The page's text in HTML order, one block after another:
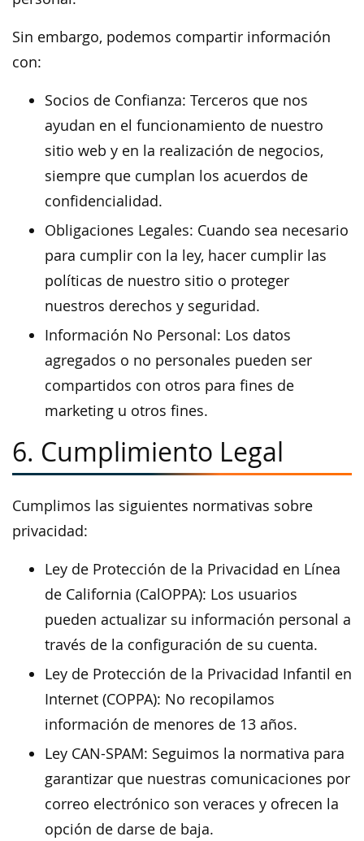
Sin embargo, podemos compartir información
con:
Socios de Confianza: Terceros que nos
ayudan en el funcionamiento de nuestro
sitio web y en la realización de negocios,
siempre que cumplan los acuerdos de
confidencialidad.
Obligaciones Legales: Cuando sea necesario
para cumplir con la ley, hacer cumplir las
políticas de nuestro sitio o proteger
nuestros derechos y seguridad.
Información No Personal: Los datos
agregados o no personales pueden ser
compartidos con otros para fines de
marketing u otros fines.
6. Cumplimiento Legal
Cumplimos las siguientes normativas sobre
privacidad:
Ley de Protección de la Privacidad en Línea
de California (CalOPPA): Los usuarios
pueden actualizar su información personal a
través de la configuración de su cuenta.
Ley de Protección de la Privacidad Infantil en
Internet (COPPA): No recopilamos
información de menores de 13 años.
Ley CAN-SPAM: Seguimos la normativa para
garantizar que nuestras comunicaciones por
correo electrónico son veraces y ofrecen la
opción de darse de baja.